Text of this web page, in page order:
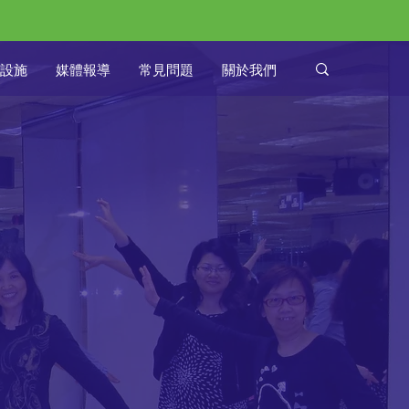
設施 媒體報導 常見問題 關於我們